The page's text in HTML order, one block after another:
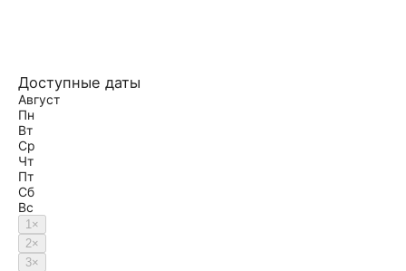
Доступные даты
Август
Пн
Вт
Ср
Чт
Пт
Сб
Вс
1×
2×
3×